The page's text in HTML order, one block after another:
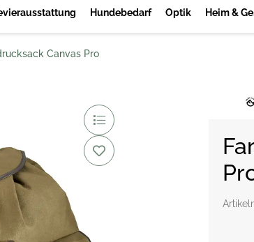
Hundebedarf Optik Heim &
Canvas Pro